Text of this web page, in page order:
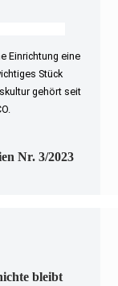
Einrichtung eine
Stück
gehört seit
Nr. 3/2023
bleibt